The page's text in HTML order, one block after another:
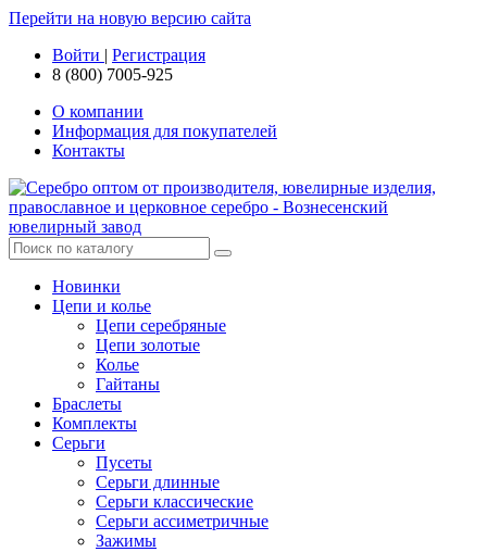
Перейти на новую версию сайта
Войти | Регистрация
8 (800) 7005-925
О компании
Информация для покупателей
Контакты
Новинки
Цепи и колье
Цепи серебряные
Цепи золотые
Колье
Гайтаны
Браслеты
Комплекты
Серьги
Пусеты
Серьги длинные
Серьги классические
Серьги ассиметричные
Зажимы